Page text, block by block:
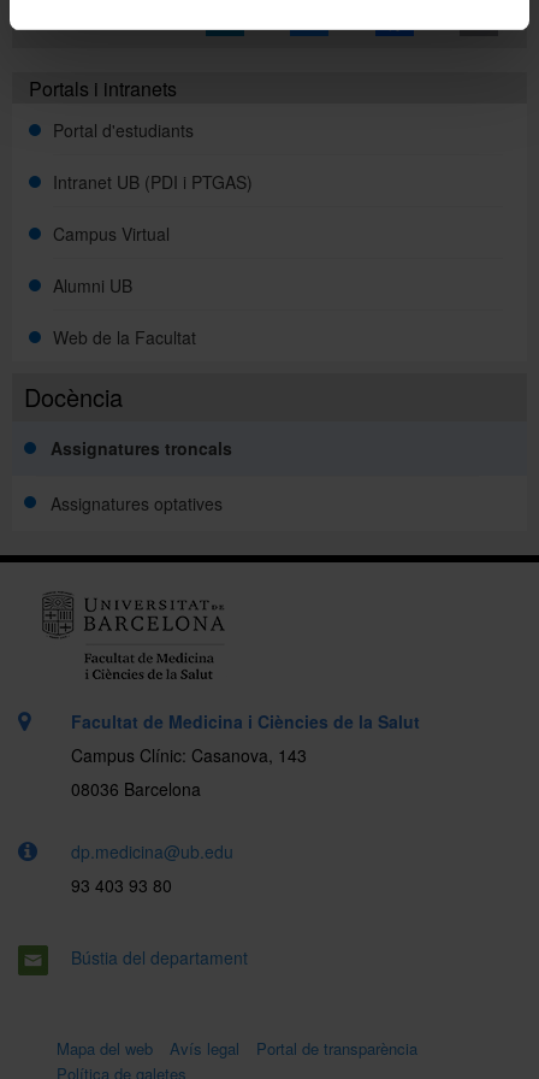
Docència
Assignatures troncals
Assignatures optatives
Portals i intranets
Portal d'estudiants
Intranet UB (PDI i PTGAS)
Campus Virtual
Alumni UB
Web de la Facultat
Facultat de Medicina i Ciències de la Salut
Campus Clínic: Casanova, 143
08036 Barcelona
dp.medicina@ub.edu
93 403 93 80
Bústia del departament
Mapa del web Avís legal
Portal de transparència
Política de galetes